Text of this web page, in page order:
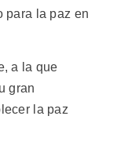
para la paz en
a la que
gran
la paz